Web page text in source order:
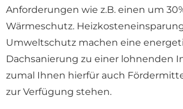
Anforderungen wie z.B. einen um
Wärmeschutz.
Umweltschutz machen eine
Dachsanierung zu einer lohnenden
zumal Ihnen hierfür auch
zur Verfügung stehen.